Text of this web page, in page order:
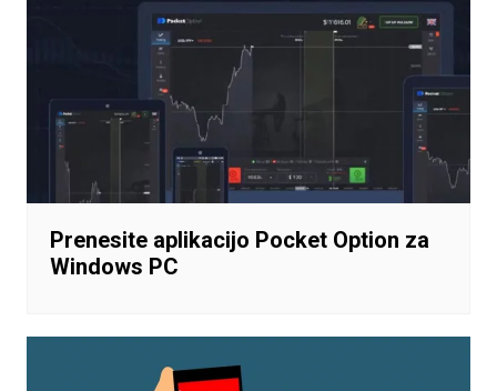
Prenesite aplikacijo Pocket Option za
Windows PC